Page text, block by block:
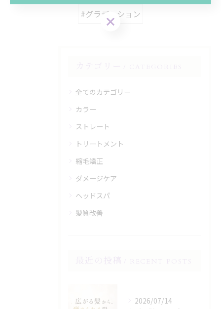
#グラデーション
全てのカテゴリー
カラー
ストレート
トリートメント
縮毛矯正
ダメージケア
ヘッドスパ
髪質改善
2026/07/14